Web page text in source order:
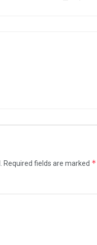
Required fields are marked *